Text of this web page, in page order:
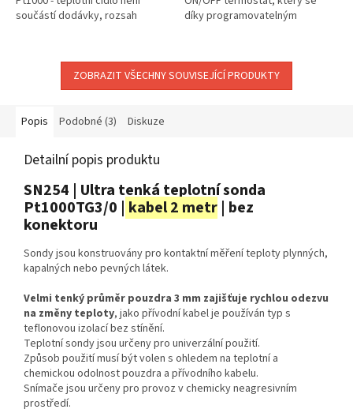
součástí dodávky, rozsah
díky programovatelným
vytápění a chlazení.
ZOBRAZIT VŠECHNY SOUVISEJÍCÍ PRODUKTY
Popis Podobné (3) Diskuze
Detailní popis produktu
SN254 | Ultra tenká teplotní sonda
Pt1000TG3/0 | kabel 2 metr | bez
konektoru
Sondy jsou konstruovány pro kontaktní měření teploty plynných,
kapalných nebo pevných látek.
Velmi tenký průměr pouzdra 3 mm zajišťuje rychlou odezvu
na změny teploty, jako přívodní kabel je používán typ s
teflonovou izolací bez stínění.
Teplotní sondy jsou určeny pro univerzální použití.
Způsob použití musí být volen s ohledem na teplotní a
chemickou odolnost pouzdra a přívodního kabelu.
Snímače jsou určeny pro provoz v chemicky neagresivním
prostředí.